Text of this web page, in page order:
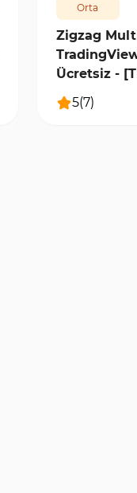
Orta
Zigzag
Ücretsiz -
5(7)